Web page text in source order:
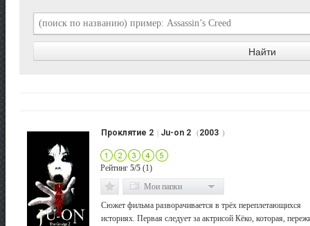
Проклятие 2 | Ju-on 2 (2003 )
Рейтинг 5/5 (1)
Мои папки
Сюжет фильма разворачивается в трёх переплетающихся
историях. Первая следует за актрисой Кёко, которая,